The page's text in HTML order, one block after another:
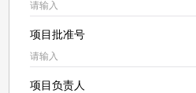
项目批准号
项目负责人